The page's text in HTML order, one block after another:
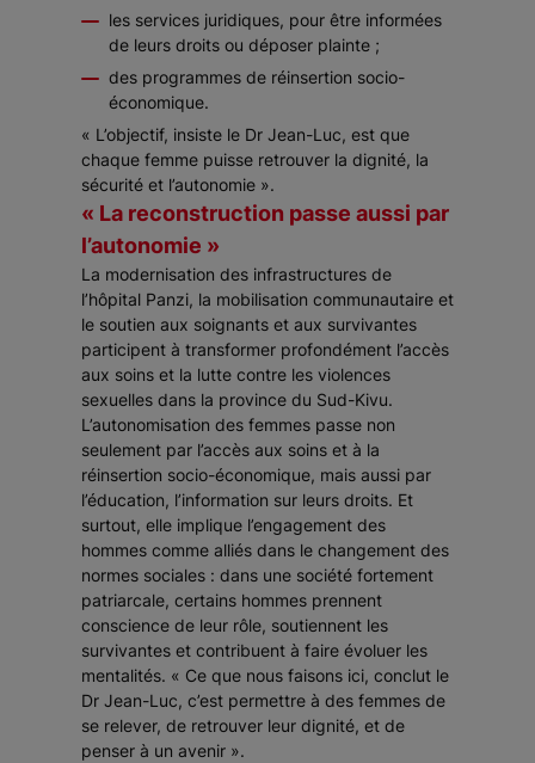
les services juridiques, pour être informées
de leurs droits ou déposer plainte ;
des programmes de réinsertion socio-
économique.
« L’objectif, insiste le Dr Jean-Luc, est que
chaque femme puisse retrouver la dignité, la
sécurité et l’autonomie ».
« La reconstruction passe aussi par
l’autonomie »
La modernisation des infrastructures de
l’hôpital Panzi, la mobilisation communautaire et
le soutien aux soignants et aux survivantes
participent à transformer profondément l’accès
aux soins et la lutte contre les violences
sexuelles dans la province du Sud-Kivu.
L’autonomisation des femmes passe non
seulement par l’accès aux soins et à la
réinsertion socio-économique, mais aussi par
l’éducation, l’information sur leurs droits. Et
surtout, elle implique l’engagement des
hommes comme alliés dans le changement des
normes sociales : dans une société fortement
patriarcale, certains hommes prennent
conscience de leur rôle, soutiennent les
survivantes et contribuent à faire évoluer les
mentalités. « Ce que nous faisons ici, conclut le
Dr Jean-Luc, c’est permettre à des femmes de
se relever, de retrouver leur dignité, et de
penser à un avenir ».